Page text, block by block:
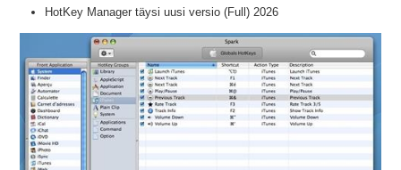
HotKey Manager täysi uusi versio (Full) 2026